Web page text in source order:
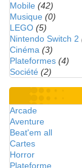
Mobile (42)
Musique (0)
LEGO (5)
Nintendo Switch 2
Cinéma (3)
Plateformes (4)
Société (2)
Arcade
Aventure
Beat'em all
Cartes
Horror
Plateforme